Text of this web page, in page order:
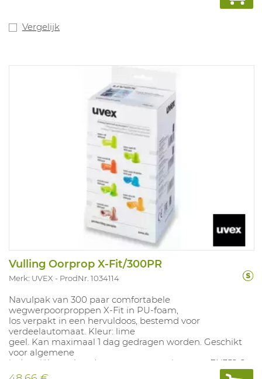
Vergelijk
Vulling Oorprop X-Fit/300PR
Merk: UVEX ProdNr. 1034114
Navulpak van 300 paar comfortabele
wegwerpoorproppen X-Fit in PU-foam,
los verpakt in een hervuldoos, bestemd voor
verdeelautomaat. Kleur: lime
geel. Kan maximaal 1 dag gedragen worden. Geschikt
voor algemene
industriële werken. In overeenstemming met: EN352-2
(SNR 37dB).